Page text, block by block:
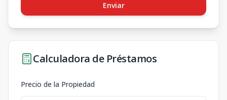
Enviar
Calculadora de Préstamos
Precio de la Propiedad